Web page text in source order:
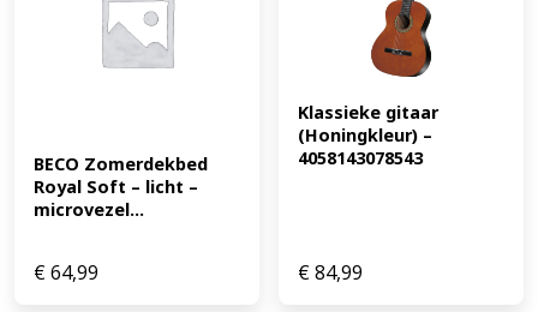
BECO Zomerdekbed
Royal Soft – licht –
microvezel...
€64,99
Klassieke gitaar
(Honingkleur) –
4058143078543
€84,99